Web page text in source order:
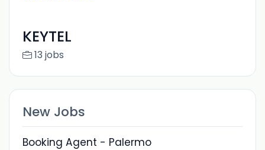
KEYTEL
13 jobs
New Jobs
Booking Agent - Palermo